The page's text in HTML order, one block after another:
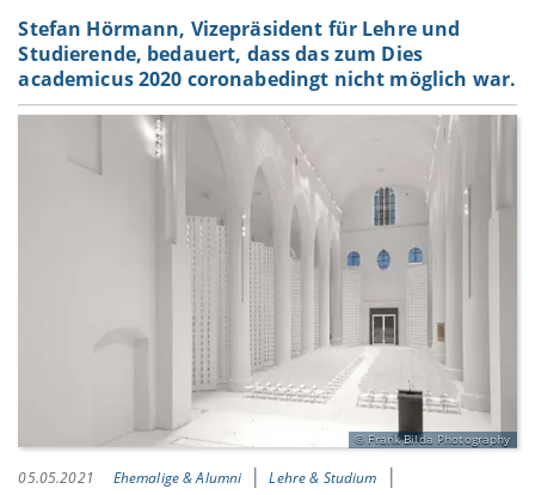
Stefan Hörmann, Vizepräsident für Lehre und
Studierende, bedauert, dass das zum Dies
academicus 2020 coronabedingt nicht möglich war.
Frank Bilda Photography
05.05.2021 Ehemalige & Alumni
Lehre & Studium